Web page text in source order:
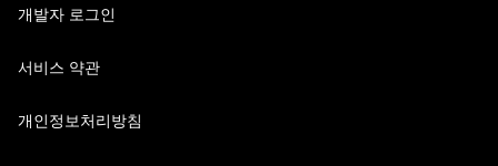
개발자 로그인
서비스 약관
개인정보처리방침